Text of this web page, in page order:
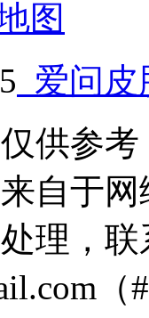
图
爱问皮
供参
自于
理，
（